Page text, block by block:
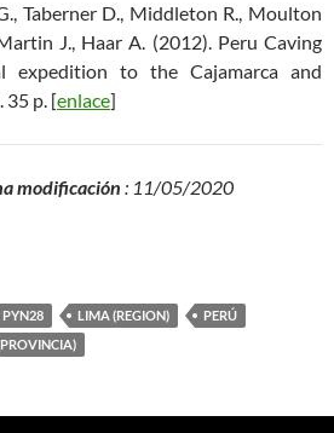
Taberner D., Middleton R., Moulton
J., Haar A. (2012). Peru Caving
expedition to the Cajamarca and
35 p. [enlace]
modificación : 11/05/2020
PYN28 LIMA (REGION)
PERÚ